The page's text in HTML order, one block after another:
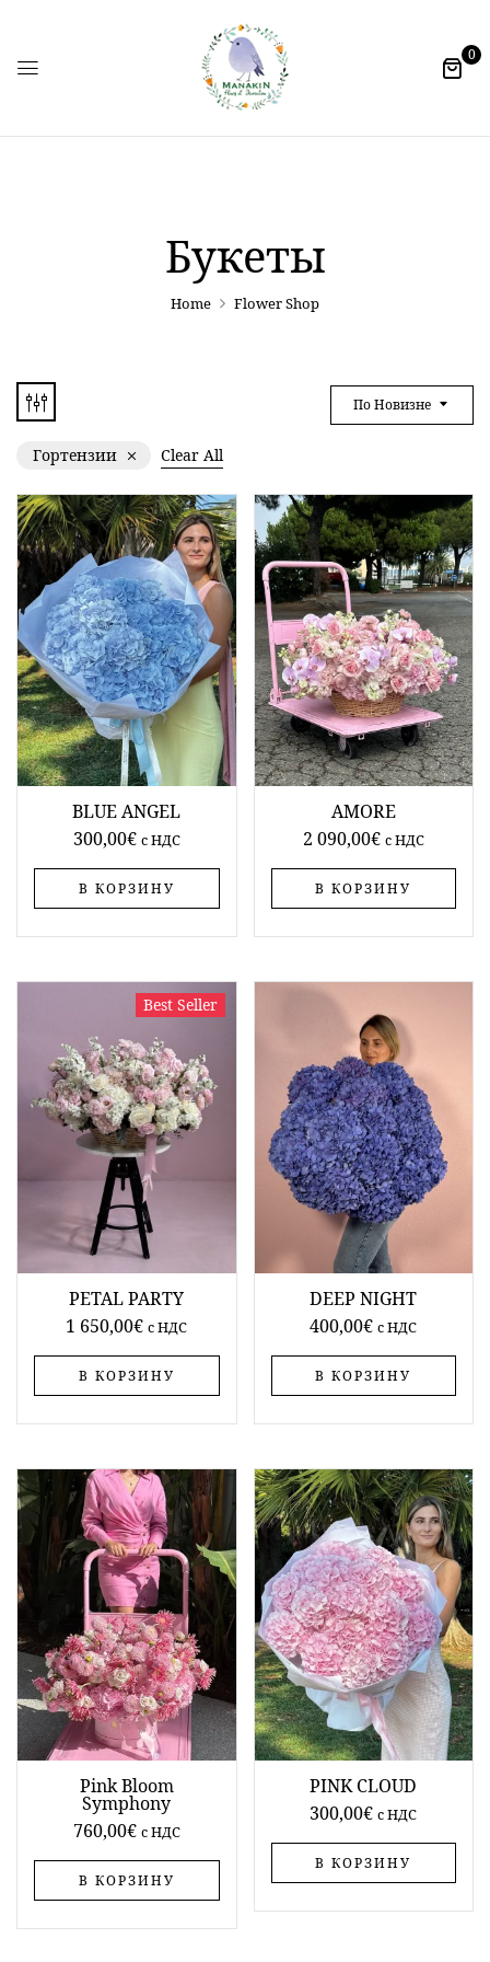
0
Букеты
Home Flower Shop
По Новизне
Гортензии Clear All
BLUE ANGEL
300,00€ c НДС
В КОРЗИНУ
AMORE
2 090,00€ c НДС
В КОРЗИНУ
Best Seller
PETAL PARTY
1 650,00€ c НДС
В КОРЗИНУ
DEEP NIGHT
400,00€ c НДС
В КОРЗИНУ
Pink Bloom
Symphony
760,00€ c НДС
В КОРЗИНУ
PINK CLOUD
300,00€ c НДС
В КОРЗИНУ